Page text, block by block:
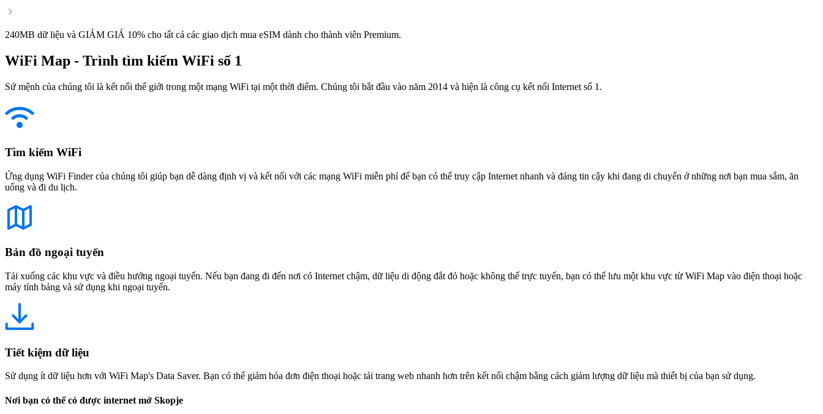
240MB dữ liệu và GIẢM GIÁ 10% cho tất cả các giao dịch mua eSIM dành cho thành viên Premium.
WiFi Map - Trình tìm kiếm WiFi số 1
Sứ mệnh của chúng tôi là kết nối thế giới trong một mạng WiFi tại một thời điểm. Chúng tôi bắt đầu vào năm 2014 và hiện là công cụ kết nối Internet số 1.
Tìm kiếm WiFi
Ứng dụng WiFi Finder của chúng tôi giúp bạn dễ dàng định vị và kết nối với các mạng WiFi miễn phí để bạn có thể truy cập Internet nhanh và đáng tin cậy khi đang di chuyển ở những nơi bạn mua sắm, ăn
uống và đi du lịch.
Bản đồ ngoại tuyến
Tải xuống các khu vực và điều hướng ngoại tuyến. Nếu bạn đang đi đến nơi có Internet chậm, dữ liệu di động đắt đỏ hoặc không thể trực tuyến, bạn có thể lưu một khu vực từ WiFi Map vào điện thoại hoặc
máy tính bảng và sử dụng khi ngoại tuyến.
Tiết kiệm dữ liệu
Sử dụng ít dữ liệu hơn với WiFi Map's Data Saver. Bạn có thể giảm hóa đơn điện thoại hoặc tải trang web nhanh hơn trên kết nối chậm bằng cách giảm lượng dữ liệu mà thiết bị của bạn sử dụng.
Nơi bạn có thể có được internet mở Skopje